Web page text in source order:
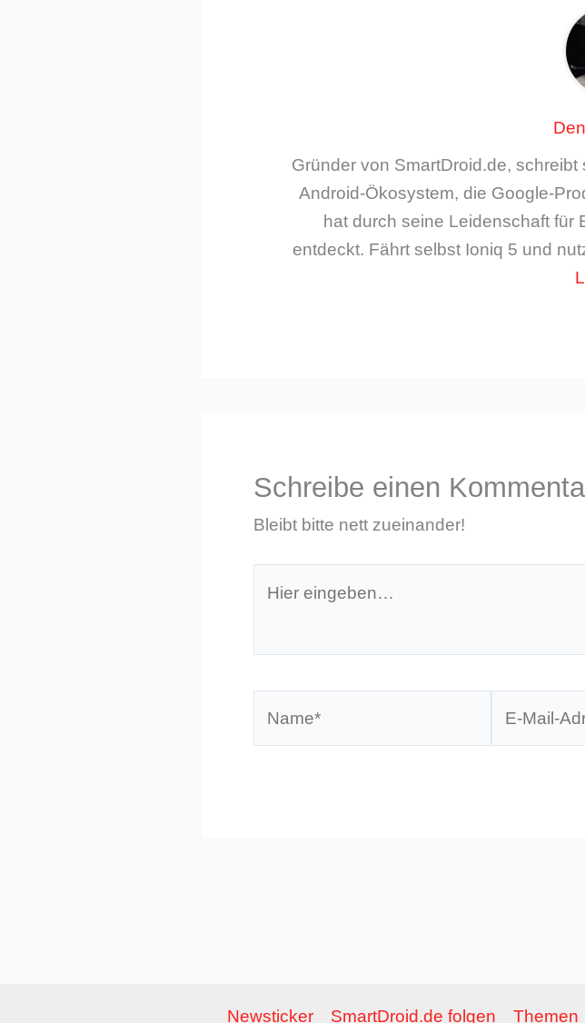
Gründer von SmartDroid.de,
Android-Ökosystem, die Google-
hat durch seine Leidenschaft für
entdeckt. Fährt selbst Ioniq 5 und
Schreibe einen
Bleibt bitte nett zueinander!
eingeben…
Newsticker SmartDroid.de folgen Themen